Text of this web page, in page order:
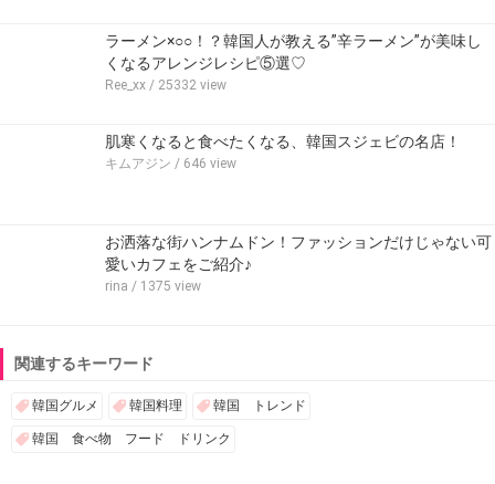
ラーメン×○○！？韓国人が教える”辛ラーメン”が美味し
くなるアレンジレシピ⑤選♡
Ree_xx / 25332 view
肌寒くなると食べたくなる、韓国スジェビの名店！
キムアジン / 646 view
お洒落な街ハンナムドン！ファッションだけじゃない可
愛いカフェをご紹介♪
rina / 1375 view
関連するキーワード
韓国グルメ 韓国料理 韓国 トレンド
韓国 食べ物 フード ドリンク